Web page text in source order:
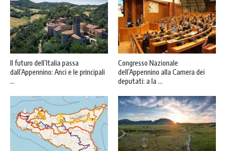
Il futuro dell’Italia passa
dall’Appennino: Anci e le principali
...
Congresso Nazionale
dell’Appennino alla Camera dei
deputati: a la ...